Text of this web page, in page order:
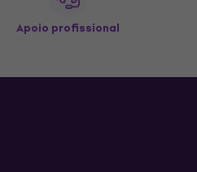
Apoio profissional